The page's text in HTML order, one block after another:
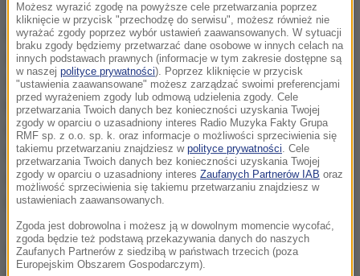
Aktywiści Pussy Riot zgłosili również szereg żądań,
wśród których najważniejsze to podjęcie śledztw w
sprawie prześladowań oraz zabójstw
homoseksualistów i osób transseksualnych w
Czeczenii na rosyjskim Kaukazie Północnym, a
także uchwalenie ustawy, która zabraniałaby
dyskryminacji takich osób i legalizowała
małżeństwa osób tej samej płci.
W czasie akcji, jak podała grupa, zatrzymano dwóch
Możesz wyrazić zgodę na powyższe cele przetwarzania poprzez
kliknięcie w przycisk "przechodzę do serwisu", możesz również nie
wyrażać zgody poprzez wybór ustawień zaawansowanych. W sytuacji
braku zgody będziemy przetwarzać dane osobowe w innych celach na
innych podstawach prawnych (informacje w tym zakresie dostępne są
w naszej polityce prywatności). Poprzez kliknięcie w przycisk
"ustawienia zaawansowane" możesz zarządzać swoimi preferencjami
przed wyrażeniem zgody lub odmową udzielenia zgody. Cele
przetwarzania Twoich danych bez konieczności uzyskania Twojej
zgody w oparciu o uzasadniony interes Radio Muzyka Fakty Grupa
RMF sp. z o.o. sp. k. oraz informacje o możliwości sprzeciwienia się
takiemu przetwarzaniu znajdziesz w polityce prywatności . Cele
przetwarzania Twoich danych bez konieczności uzyskania Twojej
zgody w oparciu o uzasadniony interes Zaufanych Partnerów IAB oraz
możliwość sprzeciwienia się takiemu przetwarzaniu znajdziesz w
ustawieniach zaawansowanych.
Zgoda jest dobrowolna i możesz ją w dowolnym momencie wycofać,
zgoda będzie też podstawą przekazywania danych do naszych
Zaufanych Partnerów z siedzibą w państwach trzecich (poza
Europejskim Obszarem Gospodarczym).